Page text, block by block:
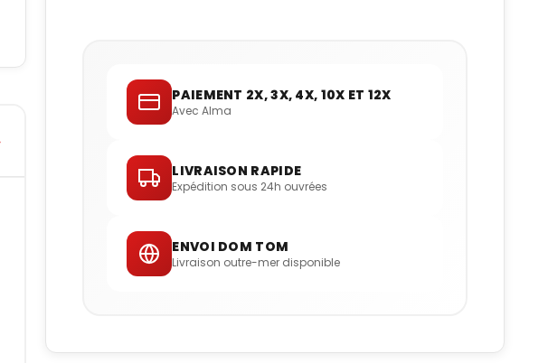
PAIEMENT 2X, 3X, 4X, 10X ET 12X
Avec Alma
LIVRAISON RAPIDE
Expédition sous 24h ouvrées
ENVOI DOM TOM
Livraison outre-mer disponible